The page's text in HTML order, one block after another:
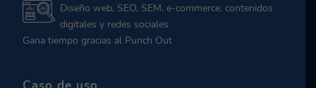
Diseño web, SEO, SEM, e-commerce, contenidos
digitales y redes sociales
Gana tiempo gracias al Punch Out